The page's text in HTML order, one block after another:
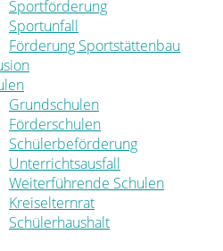
Sportförderung
Sportunfall
Förderung Sportstättenbau
Grundschulen
Förderschulen
Schülerbeförderung
Unterrichtsausfall
Weiterführende Schulen
Kreiselternrat
Schülerhaushalt